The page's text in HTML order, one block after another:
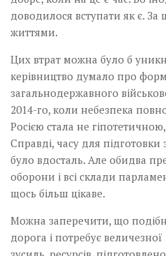
доводилося вступати як є. За
життями.
Цих втрат можна було б
керівництво думало про
загальнодержавного
2014-го, коли небезпека
Росією стала не
Справді, часу для підготовки
було вдосталь. Але обидва
оборони і всі склади
щось більш цікаве.
Можна заперечити, що
дорога і потребує величезної